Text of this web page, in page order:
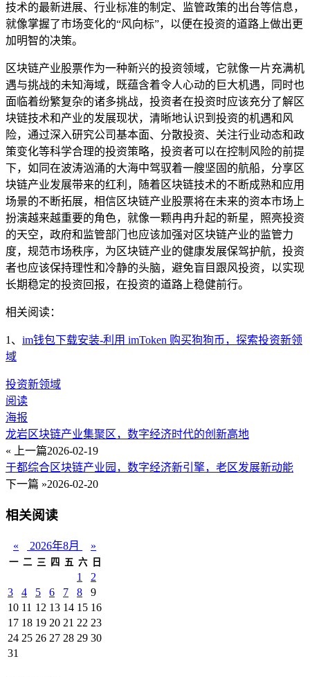
技术的最新进展、行业标准的制定、监管政策的出台等信息，
就像掌握了市场变化的“风向标”，以便在投资的道路上做出更
加明智的决策。
区块链产业股票作为一种新兴的投资领域，它就像一片充满机
遇与挑战的未知海域，既蕴含着令人心动的巨大机遇，同时也
面临着纷繁复杂的诸多挑战，投资者在投资时应该充分了解区
块链技术和产业的发展现状，清晰地认识到投资的机遇和风
险，通过深入研究公司基本面、分散投资、关注行业动态和政
策变化等科学合理的投资策略，投资者可以在控制风险的前提
下，如同在波涛汹涌的大海中驾驭着一艘坚固的航船，分享区
块链产业发展带来的红利，随着区块链技术的不断成熟和应用
场景的不断拓展，相信区块链产业股票将在未来的资本市场上
扮演越来越重要的角色，就像一颗冉冉升起的新星，照亮投资
的天空，政府和监管部门也应该加强对区块链产业的监管力
度，规范市场秩序，为区块链产业的健康发展保驾护航，投资
者也应该保持理性和冷静的头脑，避免盲目跟风投资，以实现
长期稳定的投资回报，在投资的道路上稳健前行。
相关阅读：
1、 im钱包下载安装-利用 imToken 购买狗狗币，探索投资新领
域
投资新领域
阅读
海报
龙岩区块链产业集聚区，数字经济时代的创新高地
« 上一篇2026-02-19
于都综合区块链产业园，数字经济新引擎，老区发展新动能
下一篇 »2026-02-20
相关阅读
« 2026年8月 »
一 二 三 四 五 六 日
1
2
3
4 5 6 7 8
9
10 11 12 13 14 15 16
17 18 19 20 21 22 23
24 25 26 27 28 29 30
31